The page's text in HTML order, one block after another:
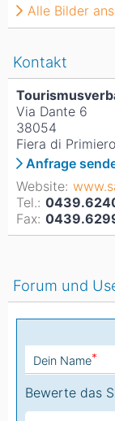
Kontakt
Via Dante 6
38054
Fiera di Primiero
Anfrage
Website:
Tel.:
Fax:
Alle Bilder
Forum und
Dein Name*
Bewerte das